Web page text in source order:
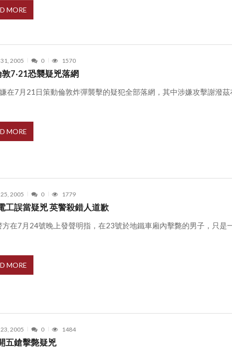
MORE
31, 2005 0 1570
7‧21恐襲疑兇落網
在7月21日策動倫敦炸彈襲擊的疑犯全部落網，其中涉嫌攻擊謝潑
MORE
25, 2005 0 1779
工誤當疑兇 英警殺錯人道歉
方在7月24號晚上發聲明指，在23號於地鐵車廂內擊斃的男子，只是
MORE
23, 2005 0 1484
五鎗擊斃疑兇